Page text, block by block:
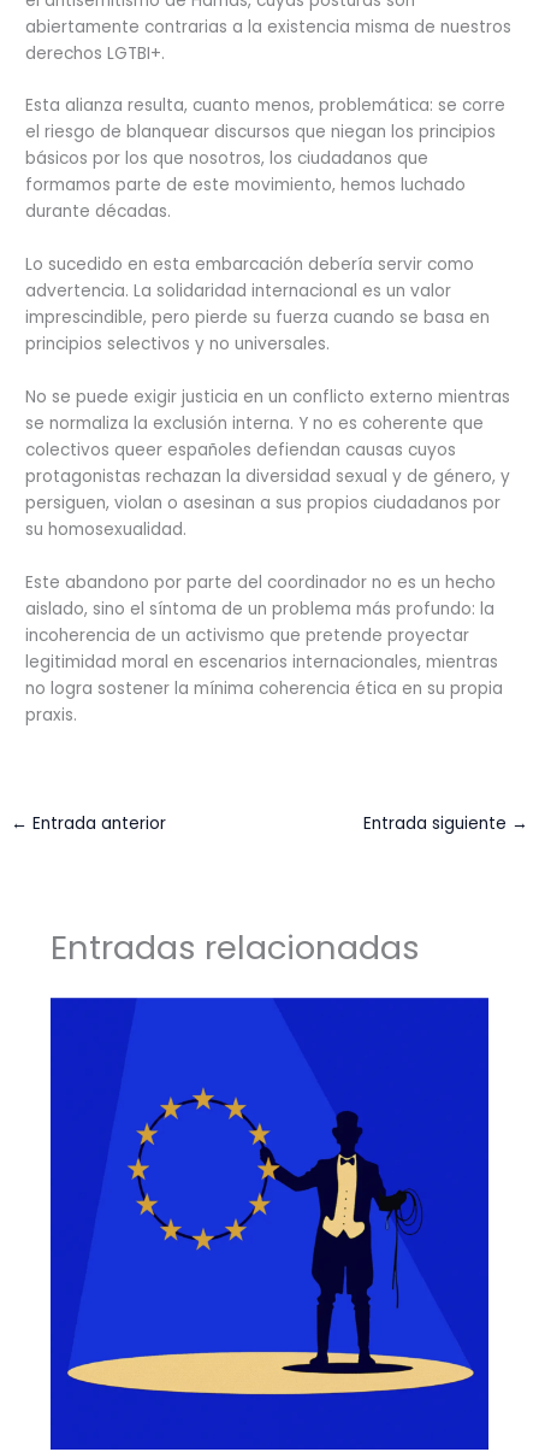
abiertamente contrarias a la existencia misma de nuestros
derechos LGTBI+.
Esta alianza resulta, cuanto menos, problemática: se corre
el riesgo de blanquear discursos que niegan los principios
básicos por los que nosotros, los ciudadanos que
formamos parte de este movimiento, hemos luchado
durante décadas.
Lo sucedido en esta embarcación debería servir como
advertencia. La solidaridad internacional es un valor
imprescindible, pero pierde su fuerza cuando se basa en
principios selectivos y no universales.
No se puede exigir justicia en un conflicto externo mientras
se normaliza la exclusión interna. Y no es coherente que
colectivos queer españoles defiendan causas cuyos
protagonistas rechazan la diversidad sexual y de género, y
persiguen, violan o asesinan a sus propios ciudadanos por
su homosexualidad.
Este abandono por parte del coordinador no es un hecho
aislado, sino el síntoma de un problema más profundo: la
incoherencia de un activismo que pretende proyectar
legitimidad moral en escenarios internacionales, mientras
no logra sostener la mínima coherencia ética en su propia
praxis.
← Entrada anterior Entrada siguiente →
Entradas relacionadas